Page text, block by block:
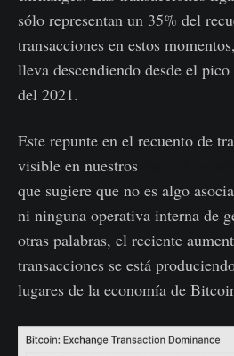
sólo representan un 35% del
transacciones en estos
lleva descendiendo desde el
del 2021.
Este repunte en el recuento de
visible en nuestros
que sugiere que no es algo
ni ninguna operativa interna de
otras palabras, el reciente
transacciones se está
lugares de la economía de